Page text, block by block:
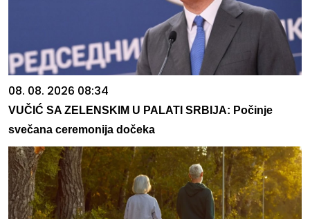
08. 08. 2026 08:34
VUČIĆ SA ZELENSKIM U PALATI SRBIJA: Počinje
svečana ceremonija dočeka